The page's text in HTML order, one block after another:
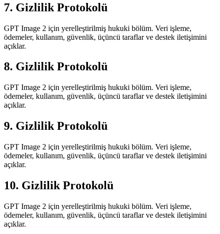
7. Gizlilik Protokolü
GPT Image 2 için yerelleştirilmiş hukuki bölüm. Veri işleme,
ödemeler, kullanım, güvenlik, üçüncü taraflar ve destek iletişimini
açıklar.
8. Gizlilik Protokolü
GPT Image 2 için yerelleştirilmiş hukuki bölüm. Veri işleme,
ödemeler, kullanım, güvenlik, üçüncü taraflar ve destek iletişimini
açıklar.
9. Gizlilik Protokolü
GPT Image 2 için yerelleştirilmiş hukuki bölüm. Veri işleme,
ödemeler, kullanım, güvenlik, üçüncü taraflar ve destek iletişimini
açıklar.
10. Gizlilik Protokolü
GPT Image 2 için yerelleştirilmiş hukuki bölüm. Veri işleme,
ödemeler, kullanım, güvenlik, üçüncü taraflar ve destek iletişimini
açıklar.